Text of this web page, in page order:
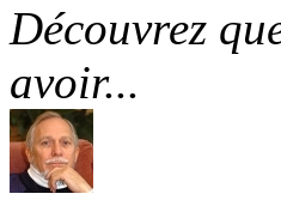
Découvrez
avoir...